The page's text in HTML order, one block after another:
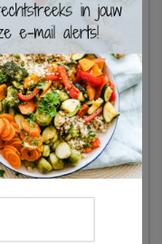
(Sandra Bekkari)